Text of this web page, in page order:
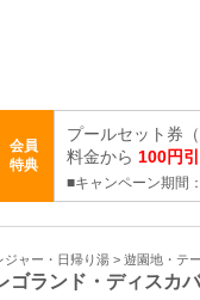
会員
特典
プールセット券
料金から 100円引
■キャンペーン期間
ジャー・日帰り湯 > 遊園地・テ
ゴランド・ディスカ